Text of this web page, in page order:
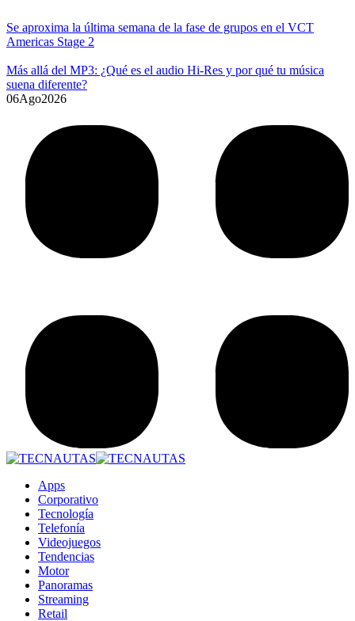
Se aproxima la última semana de la fase de grupos en el VCT
Americas Stage 2
Más allá del MP3: ¿Qué es el audio Hi-Res y por qué tu música
suena diferente?
06Ago2026
Apps
Corporativo
Tecnología
Telefonía
Videojuegos
Tendencias
Motor
Panoramas
Streaming
Retail